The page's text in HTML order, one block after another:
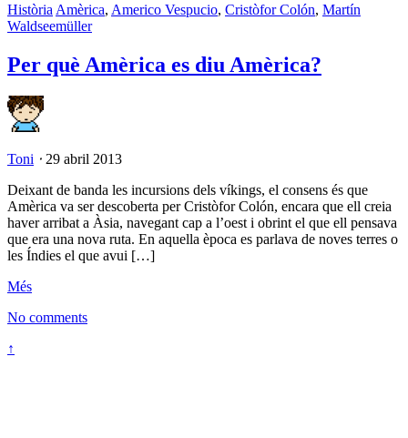
Història Amèrica, Americo Vespucio, Cristòfor Colón, Martín
Waldseemüller
Per què Amèrica es diu Amèrica?
Toni ⋅ 29 abril 2013
Deixant de banda les incursions dels víkings, el consens és que
Amèrica va ser descoberta per Cristòfor Colón, encara que ell creia
haver arribat a Àsia, navegant cap a l’oest i obrint el que ell pensava
que era una nova ruta. En aquella època es parlava de noves terres o
les Índies el que avui […]
Més
No comments
↑